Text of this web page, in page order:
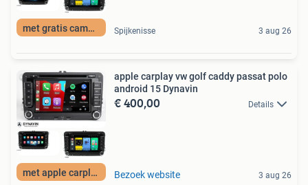
met gratis camera Spijkenisse 3 aug 26
met apple carplay
apple carplay vw golf caddy passat polo
android 15 Dynavin
€ 400,00 Details
Bezoek website 3 aug 26